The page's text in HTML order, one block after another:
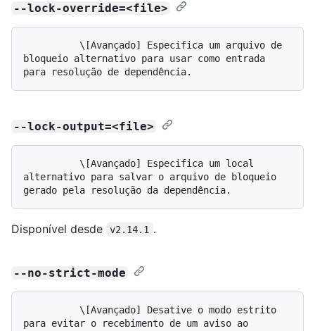
--lock-override=<file>
bloqueio alternativo para usar como entrada
--lock-output=<file>
alternativo para salvar o arquivo de bloqueio
Disponível desde v2.14.1 .
--no-strict-mode
para evitar o recebimento de um aviso ao